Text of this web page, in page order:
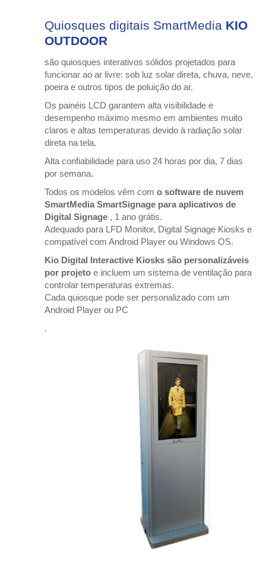
Quiosques digitais SmartMedia KIO
OUTDOOR
são quiosques interativos sólidos projetados para
funcionar ao ar livre: sob luz solar direta, chuva, neve,
poeira e outros tipos de poluição do ar.
Os painéis LCD garantem alta visibilidade e
desempenho máximo mesmo em ambientes muito
claros e altas temperaturas devido à radiação solar
direta na tela.
Alta confiabilidade para uso 24 horas por dia, 7 dias
por semana.
Todos os modelos vêm com o software de nuvem
SmartMedia SmartSignage para aplicativos de
Digital Signage, 1 ano grátis.
Adequado para LFD Monitor, Digital Signage Kiosks e
compatível com Android Player ou Windows OS.
Kio Digital Interactive Kiosks são personalizáveis ​​
por projetoe incluem um sistema de ventilação para
controlar temperaturas extremas.
Cada quiosque pode ser personalizado com um
Android Player ou PC
.